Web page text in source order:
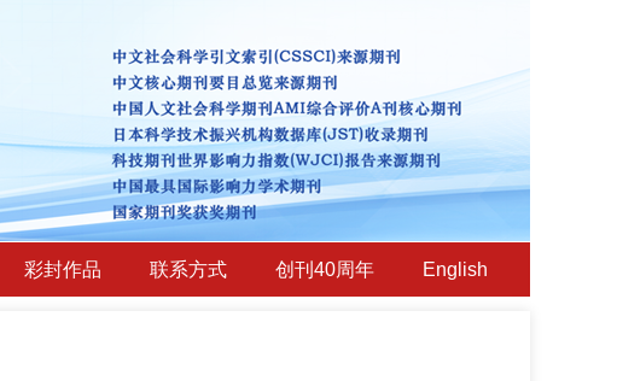
彩封作品 联系方式 创刊40周年 English